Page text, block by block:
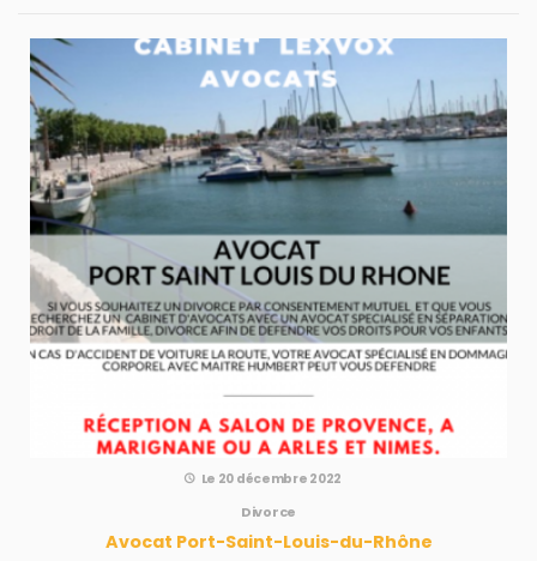
Le 20 décembre 2022
Divorce
Avocat Port-Saint-Louis-du-Rhône